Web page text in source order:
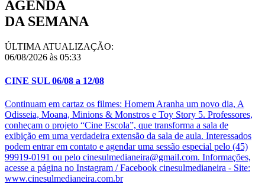
AGENDA
DA SEMANA
ÚLTIMA ATUALIZAÇÃO:
06/08/2026 às 05:33
CINE SUL 06/08 a 12/08
Continuam em cartaz os filmes: Homem Aranha um novo dia, A
Odisseia, Moana, Minions & Monstros e Toy Story 5. Professores,
conheçam o projeto “Cine Escola”, que transforma a sala de
exibição em uma verdadeira extensão da sala de aula. Interessados
podem entrar em contato e agendar uma sessão especial pelo (45)
99919-0191 ou pelo cinesulmedianeira@gmail.com. Informações,
acesse a página no Instagram / Facebook cinesulmedianeira - Site:
www.cinesulmedianeira.com.br